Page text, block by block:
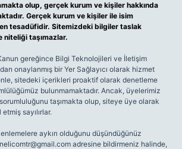
olup, gerçek kurum ve kişiler hakkında
Gerçek kurum ve kişiler ile isim
tesadüfidir. Sitemizdeki bilgiler taslak
niteliği taşımazlar.
gereğince Bilgi Teknolojileri ve İletişim
onaylanmış bir Yer Sağlayıcı olarak hizmet
sitedeki içerikleri proaktif olarak denetleme
bulunmamaktadır. Ancak, üyelerimiz
taşımakta olup, siteye üye olarak
sayılırlar.
aykırı olduğunu düşündüğünüz
adresine bildirmeniz halinde,